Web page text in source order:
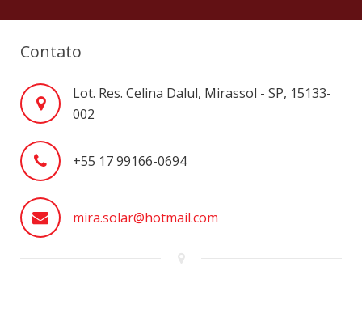
Obras
Parceiros
Contato
Contato
Lot. Res. Celina Dalul, Mirassol - SP, 15133-
002
+55 17 99166-0694
mira.solar@hotmail.com